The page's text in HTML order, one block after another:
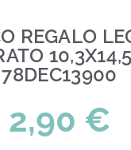
REGALO
78DEC13900
2,90 €